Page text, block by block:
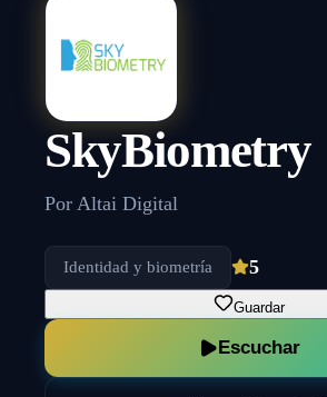
SkyBiometry
Por Altai Digital
Identidad y biometría 5
Guardar
Escuchar